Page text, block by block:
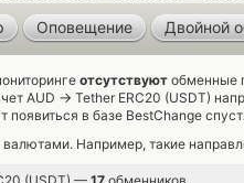
Оповещение Двойной
отсутствуют обменные
AUD → Tether ERC20 (USDT)
в базе BestChange
Например, такие